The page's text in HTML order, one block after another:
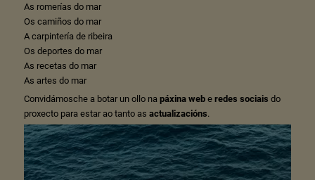
As romerías do mar
Os camiños do mar
A carpintería de ribeira
Os deportes do mar
As recetas do mar
As artes do mar
Convidámosche a botar un ollo na páxina webe redes sociais do
proxecto para estar ao tanto as actualizacións.